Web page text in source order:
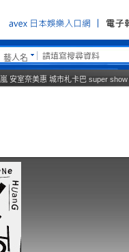
藝人名
嵐 安室奈美惠 城市札卡巴 super show